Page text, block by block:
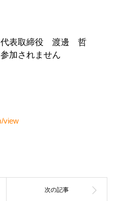
代表取締役 渡邊 哲
加されません
view